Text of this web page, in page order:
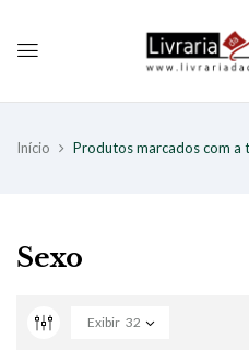
Início Produtos marcados com a
Sexo
Exibir 32